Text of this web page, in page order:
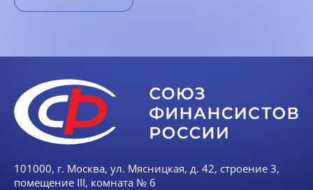
101000, г. Москва, ул. Мясницкая, д. 42, строение 3,
помещение III, комната № 6